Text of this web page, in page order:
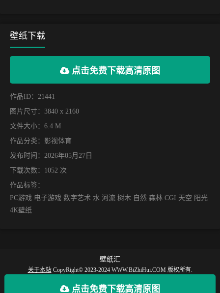
点击免费下载高清原图
壁纸下载
点击免费下载高清原图
作品ID：21441
图片尺寸：3840 x 2160
文件大小：6.4 M
作品分类： 影视体育
发布时间：2026年05月27日
下载次数：1052 次
作品标签：
PC游戏 电子游戏 数字艺术 水 河流 树木 自然 森林 CGI 天空 阳光
4K壁纸
壁纸汇
关于本站CopyRight© 2023-2024 WWW.BiZhiHui.COM 版权所有.
【壁纸汇】提供丰富的手机壁纸，电脑壁纸、动漫壁纸、电脑桌面、手机全屏壁